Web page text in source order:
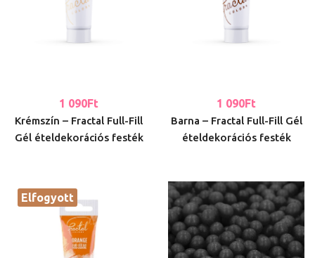
1 090Ft
Krémszín – Fractal Full-Fill
Gél ételdekorációs festék
1 090Ft
Barna – Fractal Full-Fill Gél
ételdekorációs festék
Elfogyott